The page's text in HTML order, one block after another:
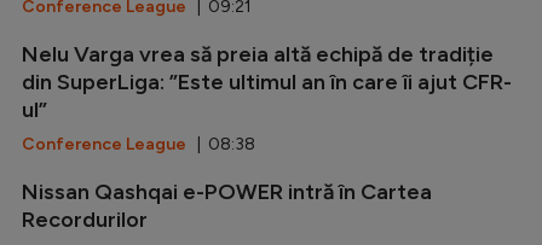
Conference League | 09:21
Nelu Varga vrea să preia altă echipă de tradiție
din SuperLiga: ”Este ultimul an în care îi ajut CFR-
ul”
Conference League | 08:38
Nissan Qashqai e-POWER intră în Cartea
Recordurilor